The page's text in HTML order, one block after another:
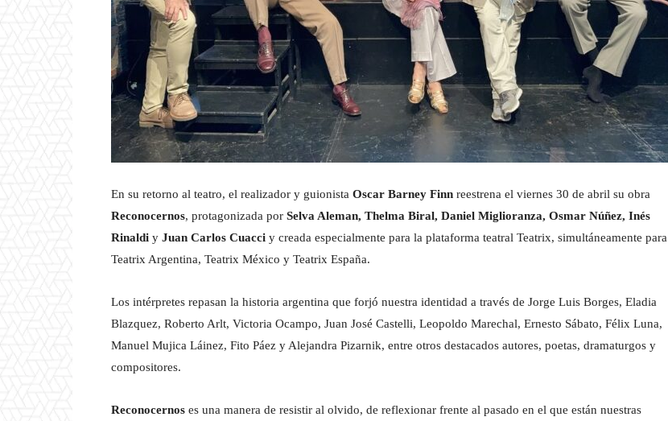
En su retorno al teatro, el realizador y guionista Oscar Barney Finn reestrena el viernes 30 de abril su obra
Reconocernos, protagonizada por Selva Aleman, Thelma Biral, Daniel Miglioranza, Osmar Núñez, Inés
Rinaldi y Juan Carlos Cuacci y creada especialmente para la plataforma teatral Teatrix, simultáneamente para
Teatrix Argentina, Teatrix México y Teatrix España.
Los intérpretes repasan la historia argentina que forjó nuestra identidad a través de Jorge Luis Borges, Eladia
Blazquez, Roberto Arlt, Victoria Ocampo, Juan José Castelli, Leopoldo Marechal, Ernesto Sábato, Félix Luna,
Manuel Mujica Láinez, Fito Páez y Alejandra Pizarnik, entre otros destacados autores, poetas, dramaturgos y
compositores.
Reconocernos es una manera de resistir al olvido, de reflexionar frente al pasado en el que están nuestras